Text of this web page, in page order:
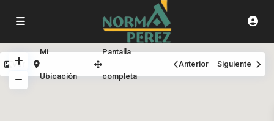
Ver
Mi
Ubicación
Pantalla
completa
Anterior Siguiente